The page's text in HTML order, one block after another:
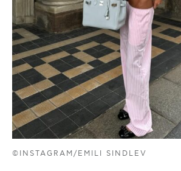
©INSTAGRAM/EMILI SINDLEV